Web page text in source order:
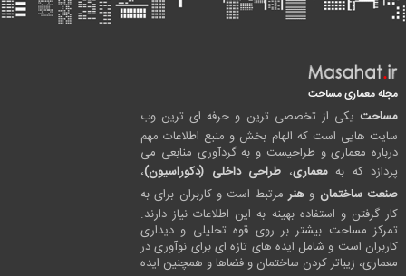
مجله معماری مساحت
مساحت یکی از تخصصی ترین و حرفه ای ترین وب
سایت هایی است که الهام بخش و منبع اطلاعات مهم
درباره معماری و طراحیست و به گردآوری منابعی می
پردازد که بهمعماری، طراحی داخلی (دکوراسیون)،
صنعت ساختمان و هنرمرتبط است و کاربران برای به
کار گرفتن و استفاده بهینه به این اطلاعات نیاز دارند.
تمرکز مساحت بیشتر بر روی قوه تحلیلی و دیداری
کاربران است و شامل ایده های تازه ای برای نوآوری در
معماری، زیباتر کردن ساختمان و فضاها و همچنین ایده